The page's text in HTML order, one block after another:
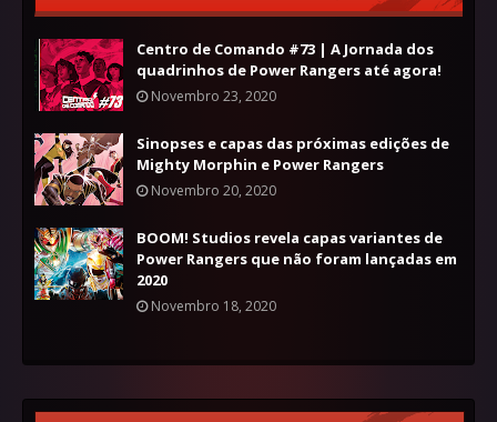
Centro de Comando #73 | A Jornada dos
quadrinhos de Power Rangers até agora!
Novembro 23, 2020
Sinopses e capas das próximas edições de
Mighty Morphin e Power Rangers
Novembro 20, 2020
BOOM! Studios revela capas variantes de
Power Rangers que não foram lançadas em
2020
Novembro 18, 2020